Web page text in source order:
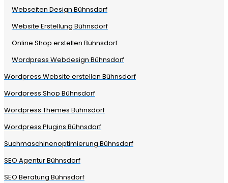
Webseiten Design Bühnsdorf
Website Erstellung Bühnsdorf
Online Shop erstellen Bühnsdorf
Wordpress Webdesign Bühnsdorf
Wordpress Website erstellen Bühnsdorf
Wordpress Shop Bühnsdorf
Wordpress Themes Bühnsdorf
Wordpress Plugins Bühnsdorf
Suchmaschinenoptimierung Bühnsdorf
SEO Agentur Bühnsdorf
SEO Beratung Bühnsdorf